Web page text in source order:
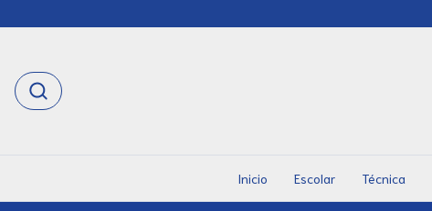
Inicio Escolar Técnica